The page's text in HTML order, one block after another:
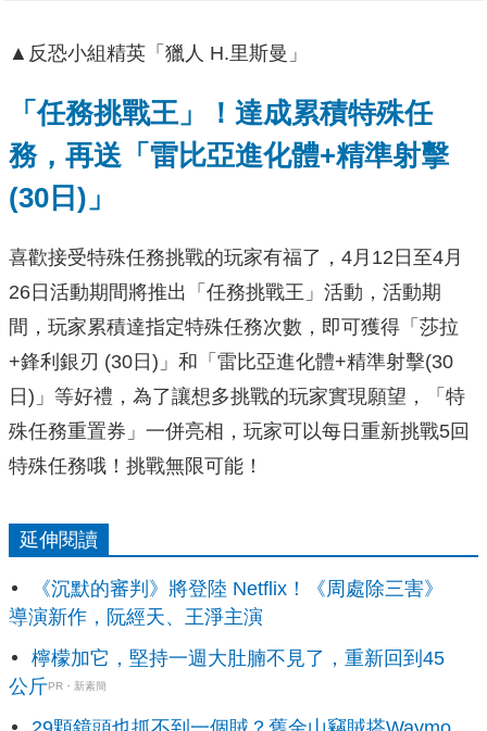
▲反恐小組精英「獵人 H.里斯曼」
「任務挑戰王」！達成累積特殊任
務，再送「雷比亞進化體+精準射擊
(30日)」
喜歡接受特殊任務挑戰的玩家有福了，4月12日至4月
26日活動期間將推出「任務挑戰王」活動，活動期
間，玩家累積達指定特殊任務次數，即可獲得「莎拉
+鋒利銀刃 (30日)」和「雷比亞進化體+精準射擊(30
日)」等好禮，為了讓想多挑戰的玩家實現願望，「特
殊任務重置券」一併亮相，玩家可以每日重新挑戰5回
特殊任務哦！挑戰無限可能！
延伸閱讀
《沉默的審判》將登陸 Netflix！《周處除三害》
導演新作，阮經天、王淨主演
檸檬加它，堅持一週大肚腩不見了，重新回到45
公斤PR・新素簡